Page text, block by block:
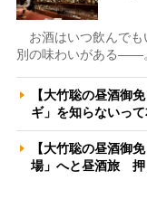
お酒はいつ飲んでも
別の味わいがある――
【大竹聡の昼酒御
ギ」を知らないっ
【大竹聡の昼酒御
場」へと昼酒旅